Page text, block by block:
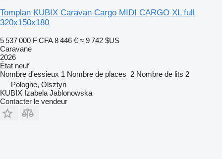
Tomplan KUBIX Caravan Cargo MIDI CARGO XL full
320x150x180
5 537 000 F CFA 8 446 € ≈ 9 742 $US
Caravane
2026
État neuf
Nombre d'essieux 1 Nombre de places 2 Nombre de lits 2
Pologne, Olsztyn
KUBIX Izabela Jablonowska
Contacter le vendeur